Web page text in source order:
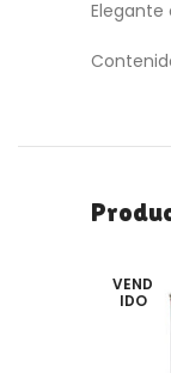
Elegante
VEND
IDO